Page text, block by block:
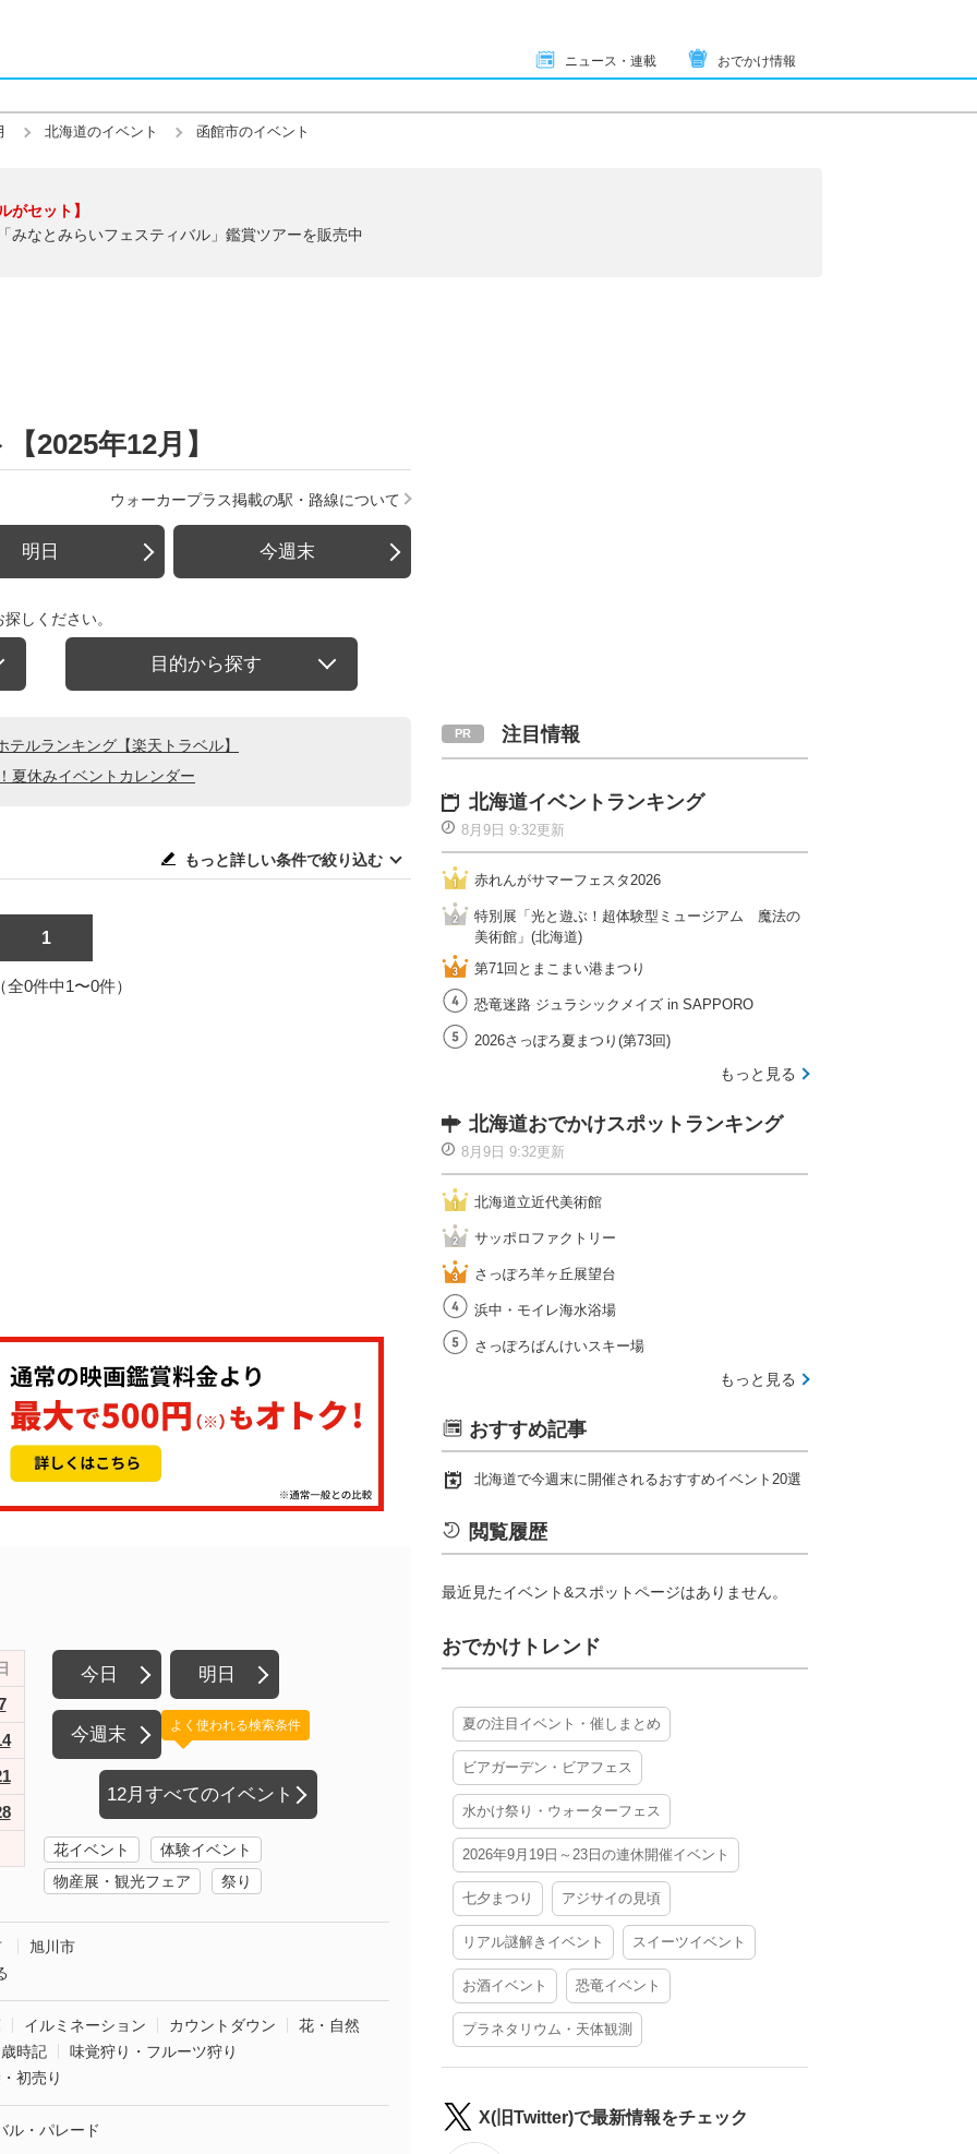
ニュース・連載 おでかけ情報
北海道のイベント 函館市のイベント
がセット】
みなとみらいフェスティバル」鑑賞ツアーを販売中
2025年12月】
ウォーカープラス掲載の駅・路線について
明日 今週末
しください。
目的から探す
ルランキング【楽天トラベル】
夏休みイベントカレンダー
もっと詳しい条件で絞り込む
1
全0件中1〜0件）
今日 明日
今週末
12月すべてのイベント
よく使われる検索条件
花イベント
体験イベント
物産展・観光フェア
祭り
旭川市
イルミネーション カウントダウン
花・自然
時記
味覚狩り・フルーツ狩り
初売り
ル・パレード
注目情報
北海道イベントランキング
8月9日 9:32更新
赤れんがサマーフェスタ2026
特別展「光と遊ぶ！超体験型ミュージアム 魔法の
美術館」(北海道)
第71回とまこまい港まつり
恐竜迷路 ジュラシックメイズ in SAPPORO
2026さっぽろ夏まつり(第73回)
もっと見る
北海道おでかけスポットランキング
8月9日 9:32更新
北海道立近代美術館
サッポロファクトリー
さっぽろ羊ヶ丘展望台
浜中・モイレ海水浴場
さっぽろばんけいスキー場
もっと見る
おすすめ記事
北海道で今週末に開催されるおすすめイベント20選
閲覧履歴
最近見たイベント&スポットページはありません。
おでかけトレンド
夏の注目イベント・催しまとめ
ビアガーデン・ビアフェス
水かけ祭り・ウォーターフェス
2026年9月19日～23日の連休開催イベント
七夕まつり アジサイの見頃
リアル謎解きイベント スイーツイベント
お酒イベント 恐竜イベント
プラネタリウム・天体観測
X(旧Twitter)で最新情報をチェック